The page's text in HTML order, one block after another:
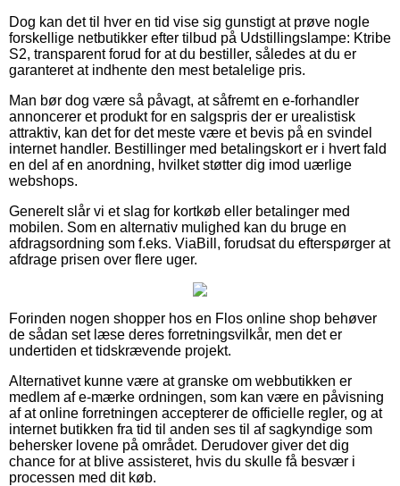
Dog kan det til hver en tid vise sig gunstigt at prøve nogle
forskellige netbutikker efter tilbud på Udstillingslampe: Ktribe
S2, transparent forud for at du bestiller, således at du er
garanteret at indhente den mest betalelige pris.
Man bør dog være så påvagt, at såfremt en e-forhandler
annoncerer et produkt for en salgspris der er urealistisk
attraktiv, kan det for det meste være et bevis på en svindel
internet handler. Bestillinger med betalingskort er i hvert fald
en del af en anordning, hvilket støtter dig imod uærlige
webshops.
Generelt slår vi et slag for kortkøb eller betalinger med
mobilen. Som en alternativ mulighed kan du bruge en
afdragsordning som f.eks. ViaBill, forudsat du efterspørger at
afdrage prisen over flere uger.
Forinden nogen shopper hos en Flos online shop behøver
de sådan set læse deres forretningsvilkår, men det er
undertiden et tidskrævende projekt.
Alternativet kunne være at granske om webbutikken er
medlem af e-mærke ordningen, som kan være en påvisning
af at online forretningen accepterer de officielle regler, og at
internet butikken fra tid til anden ses til af sagkyndige som
behersker lovene på området. Derudover giver det dig
chance for at blive assisteret, hvis du skulle få besvær i
processen med dit køb.